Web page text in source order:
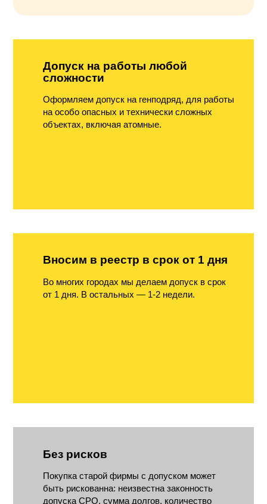
Допуск на работы любой
сложности
Оформляем допуск на генподряд, для работы
на особо опасных и технически сложных
объектах, включая атомные.
Вносим в реестр в срок от 1 дня
Во многих городах мы делаем допуск в срок
от 1 дня. В остальных — 1-2 недели.
Без рисков
Покупка старой фирмы с допуском может
быть рискованна: неизвестна законность
допуска СРО, сумма долгов, количество